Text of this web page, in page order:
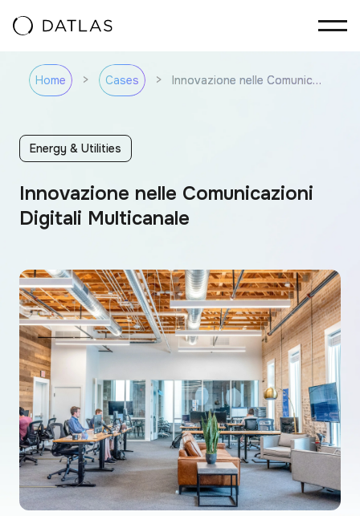
Home > Cases > Innovazione nelle Comunicazioni Digitali Multicanale
Energy & Utilities
Innovazione nelle Comunicazioni
Digitali Multicanale